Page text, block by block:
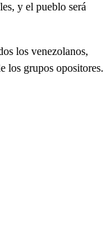
y el pueblo será
los venezolanos,
los grupos opositores.